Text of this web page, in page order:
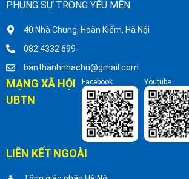
PHỤNG SỰ TRONG YÊU MẾN
40 Nhà Chung, Hoàn Kiếm, Hà Nội
082 4332 699
banthanhnhachn@gmail.com
MẠNG XÃ HỘI
UBTN
Facebook Youtube
LIÊN KẾT NGOÀI